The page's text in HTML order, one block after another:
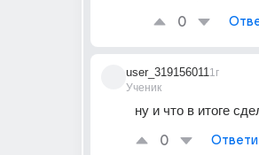
0
user_319156011
Ученик
1г
ну и что в итоге
0